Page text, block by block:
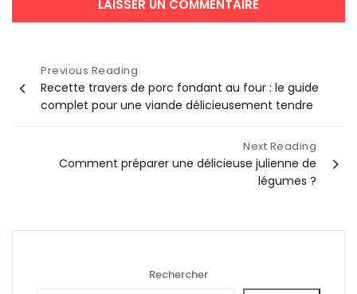
Navigation
de
l’article
Previous Reading
Recette travers de porc fondant au four : le guide
complet pour une viande délicieusement tendre
Next Reading
Comment préparer une délicieuse julienne de
légumes ?
Rechercher